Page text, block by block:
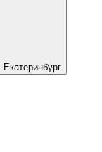
Екатеринбург